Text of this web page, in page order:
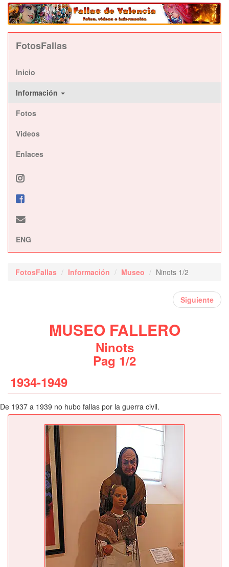
FotosFallas
Inicio
Información
Fotos
Videos
Enlaces
ENG
FotosFallas Información Museo Ninots 1/2
Siguiente
MUSEO FALLERO
Ninots
Pag 1/2
1934-1949
De 1937 a 1939 no hubo fallas por la guerra civil.